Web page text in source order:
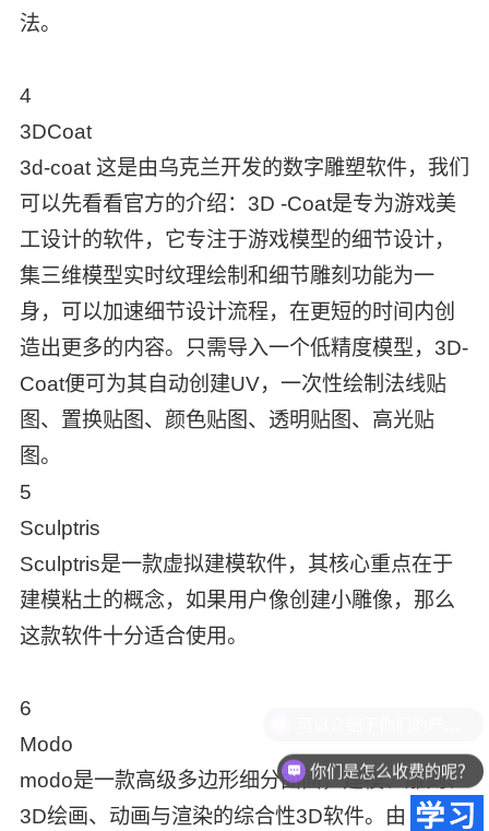
法。
4
3DCoat
3d-coat 这是由乌克兰开发的数字雕塑软件，我们
可以先看看官方的介绍：3D -Coat是专为游戏美
工设计的软件，它专注于游戏模型的细节设计，
集三维模型实时纹理绘制和细节雕刻功能为一
身，可以加速细节设计流程，在更短的时间内创
造出更多的内容。只需导入一个低精度模型，3D-
Coat便可为其自动创建UV，一次性绘制法线贴
图、置换贴图、颜色贴图、透明贴图、高光贴
图。
5
Sculptris
Sculptris是一款虚拟建模软件，其核心重点在于
建模粘土的概念，如果用户像创建小雕像，那么
这款软件十分适合使用。
6
Modo
modo是一款高级多边形细分曲面，建模、雕刻、
3D绘画、动画与渲染的综合性3D软件。由
你们是怎么收费的呢？